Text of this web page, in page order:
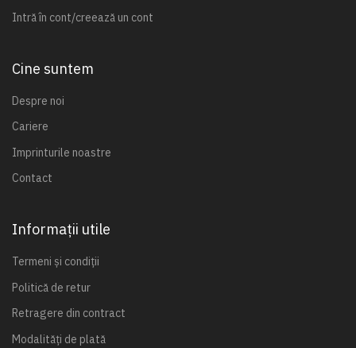
Intră în cont/creează un cont
Cine suntem
Despre noi
Cariere
Imprinturile noastre
Contact
Informații utile
Termeni și condiții
Politică de retur
Retragere din contract
Modalități de plată